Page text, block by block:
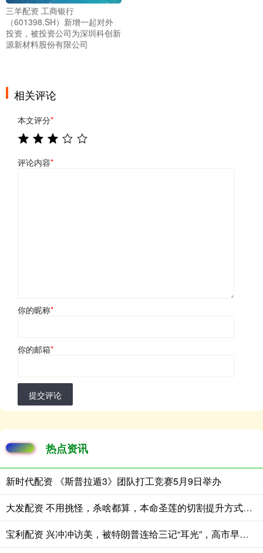
三羊配资 工商银行
（601398.SH）新增一起对外
投资，被投资公司为深圳科创新
源新材料股份有限公司
相关评论
本文评分*
评论内容*
你的昵称*
你的邮箱*
提交评论
热点资讯
新时代配资 《斯普拉遁3》团队打工竞赛5月9日举办
大发配资 不用挑怪，杀啥都算，本命圣莲的切割提升方式太省心了
宝利配资 兴冲冲访美，被特朗普连给三记“耳光”，高市早苗脸上笑容僵硬了